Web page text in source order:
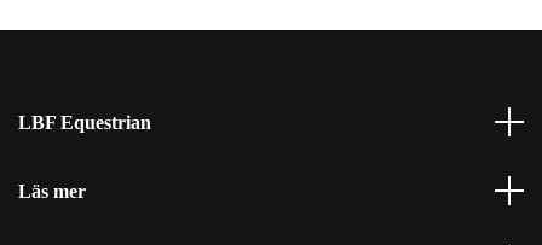
LBF Equestrian
Läs mer